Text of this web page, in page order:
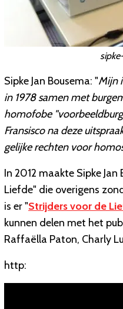
Sipke Jan Bousema: "Mijn
in 1978 samen met
homofobe
Fransisco na deze
gelijke rechten voor
In 2012 maakte Sipke
Liefde" die overigens
is er "Strijders voor de
kunnen delen met het
Raffaëlla Paton, Charly
http: